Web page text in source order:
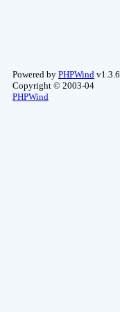
Powered by PHPWind v1.3.6
Copyright © 2003-04
PHPWind